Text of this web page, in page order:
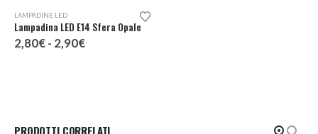
LAMPADINE LED
Lampadina LED E14 Sfera Opale
2,80€ - 2,90€Fascia
PRODOTTI CORRELATI